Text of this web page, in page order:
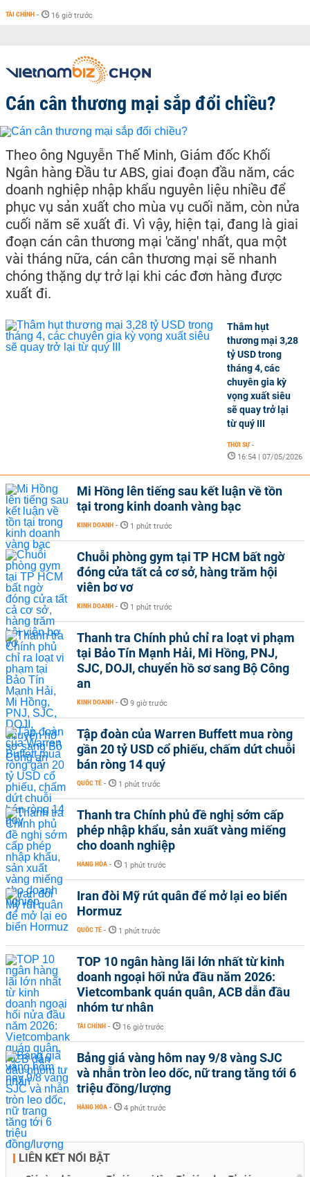
TÀI CHÍNH - 16 giờ trước
Cán cân thương mại sắp đổi chiều?
Theo ông Nguyễn Thế Minh, Giám đốc Khối
Ngân hàng Đầu tư ABS, giai đoạn đầu năm, các
doanh nghiệp nhập khẩu nguyên liệu nhiều để
phục vụ sản xuất cho mùa vụ cuối năm, còn nửa
cuối năm sẽ xuất đi. Vì vậy, hiện tại, đang là giai
đoạn cán cân thương mại 'căng' nhất, qua một
vài tháng nữa, cán cân thương mại sẽ nhanh
chóng thặng dự trở lại khi các đơn hàng được
xuất đi.
Thâm hụt
thương mại 3,28
tỷ USD trong
tháng 4, các
chuyên gia kỳ
vọng xuất siêu
sẽ quay trở lại
từ quý III
THỜI SỰ -
16:54 | 07/05/2026
Mi Hồng lên tiếng sau kết luận về tồn
tại trong kinh doanh vàng bạc
KINH DOANH - 1 phút trước
Chuỗi phòng gym tại TP HCM bất ngờ
đóng cửa tất cả cơ sở, hàng trăm hội
viên bơ vơ
KINH DOANH - 1 phút trước
Thanh tra Chính phủ chỉ ra loạt vi phạm
tại Bảo Tín Mạnh Hải, Mi Hồng, PNJ,
SJC, DOJI, chuyển hồ sơ sang Bộ Công
an
KINH DOANH - 9 giờ trước
Tập đoàn của Warren Buffett mua ròng
gần 20 tỷ USD cổ phiếu, chấm dứt chuỗi
bán ròng 14 quý
QUỐC TẾ - 1 phút trước
Thanh tra Chính phủ đề nghị sớm cấp
phép nhập khẩu, sản xuất vàng miếng
cho doanh nghiệp
HÀNG HÓA - 1 phút trước
Iran đòi Mỹ rút quân để mở lại eo biển
Hormuz
QUỐC TẾ - 1 phút trước
TOP 10 ngân hàng lãi lớn nhất từ kinh
doanh ngoại hối nửa đầu năm 2026:
Vietcombank quán quân, ACB dẫn đầu
nhóm tư nhân
TÀI CHÍNH - 16 giờ trước
Bảng giá vàng hôm nay 9/8 vàng SJC
và nhẫn tròn leo dốc, nữ trang tăng tới 6
triệu đồng/lượng
HÀNG HÓA - 4 phút trước
LIÊN KẾT NỔI BẬT